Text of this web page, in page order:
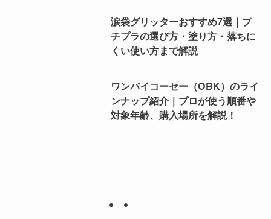
涙袋グリッターおすすめ7選｜プ
チプラの選び方・塗り方・落ちに
くい使い方まで解説
ワンバイコーセー（OBK）のライ
ンナップ紹介｜プロが使う順番や
対象年齢、購入場所を解説！